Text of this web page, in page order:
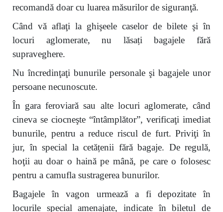
recomandă doar cu luarea măsurilor de siguranţă.
Când vă aflaţi la ghişeele caselor de bilete şi în
locuri aglomerate, nu lăsați bagajele fără
supraveghere.
Nu încredinţaţi bunurile personale şi bagajele unor
persoane necunoscute.
În gara feroviară sau alte locuri aglomerate, când
cineva se ciocneşte “întâmplător”, verificaţi imediat
bunurile, pentru a reduce riscul de furt. Priviţi în
jur, în special la cetățenii fără bagaje. De regulă,
hoţii au doar o haină pe mână, pe care o folosesc
pentru a camufla sustragerea bunurilor.
Bagajele în vagon urmează a fi depozitate în
locurile special amenajate, indicate în biletul de